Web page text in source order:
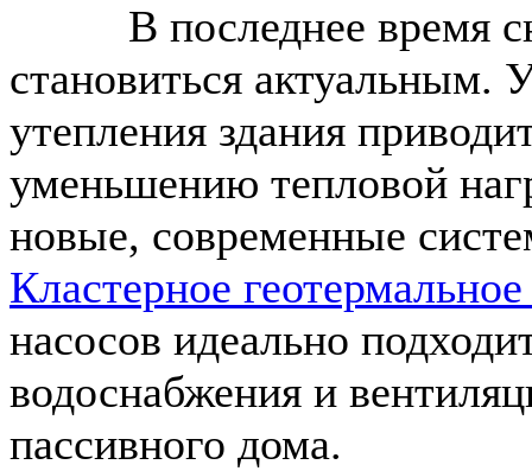
В последнее время
становиться актуальным.
утепления здания
уменьшению тепловой
новые, современные
Кластерное
насосов идеально
водоснабжения и
пассивного дома.